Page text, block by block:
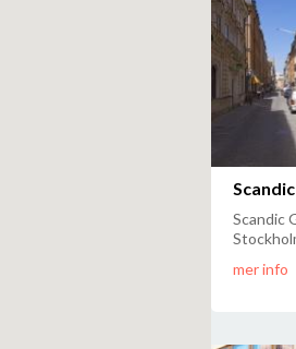
Scandic
mer info